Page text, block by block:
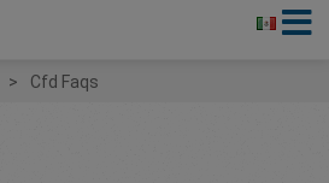
Cfd Faqs